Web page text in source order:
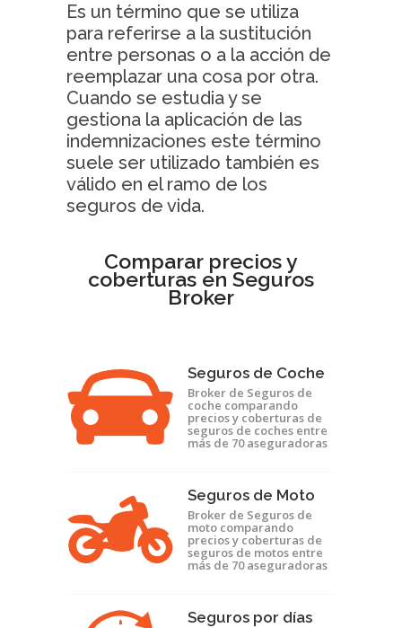
Es un término que se utiliza
para referirse a la sustitución
entre personas o a la acción de
reemplazar una cosa por otra.
Cuando se estudia y se
gestiona la aplicación de las
indemnizaciones este término
suele ser utilizado también es
válido en el ramo de los
seguros de vida.
Comparar precios y
coberturas en Seguros
Broker
Seguros de Coche
Broker de Seguros de
coche comparando
precios y coberturas de
seguros de coches entre
más de 70 aseguradoras
Seguros de Moto
Broker de Seguros de
moto comparando
precios y coberturas de
seguros de motos entre
más de 70 aseguradoras
Seguros por días